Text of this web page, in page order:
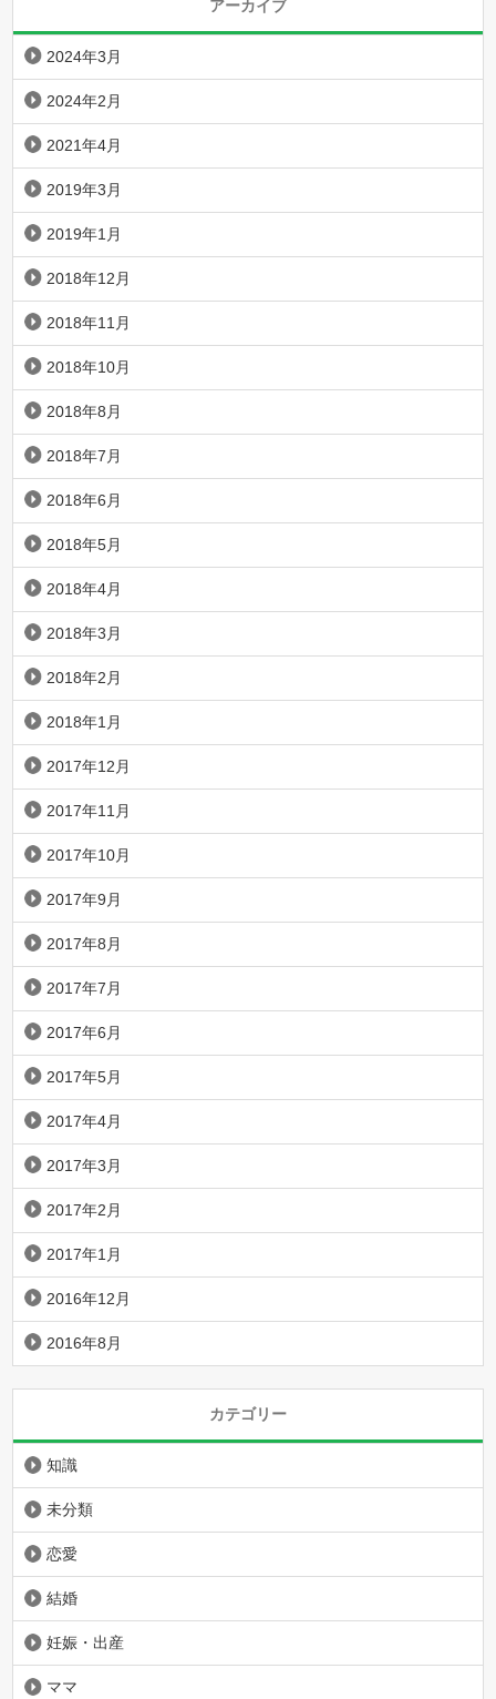
アーカイブ
2024年3月
2024年2月
2021年4月
2019年3月
2019年1月
2018年12月
2018年11月
2018年10月
2018年8月
2018年7月
2018年6月
2018年5月
2018年4月
2018年3月
2018年2月
2018年1月
2017年12月
2017年11月
2017年10月
2017年9月
2017年8月
2017年7月
2017年6月
2017年5月
2017年4月
2017年3月
2017年2月
2017年1月
2016年12月
2016年8月
カテゴリー
知識
未分類
恋愛
結婚
妊娠・出産
ママ